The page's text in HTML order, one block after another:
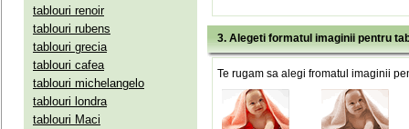
tablouri renoir
tablouri rubens
tablouri grecia
tablouri cafea
tablouri michelangelo
tablouri londra
tablouri Maci
3. Alegeti formatul imaginii pentru
Te rugam sa alegi fromatul imaginii